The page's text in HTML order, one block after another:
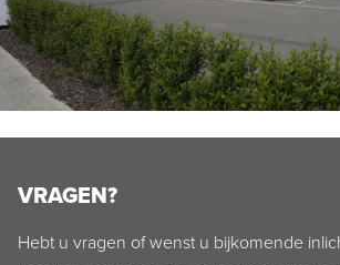
VRAGEN?
Hebt u vragen of wenst u bijkomende